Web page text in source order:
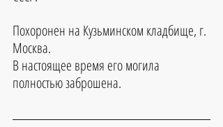
Похоронен на Кузьминском кладбище, г.
Москва.
В настоящее время его могила
полностью заброшена.